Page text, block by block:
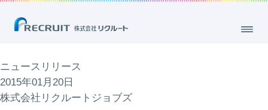
ニュースリリース
2015年01月20日
株式会社リクルートジョブズ